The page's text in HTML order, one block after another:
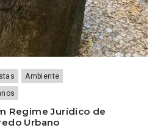
Ambiente
Regime Jurídico de
Urbano